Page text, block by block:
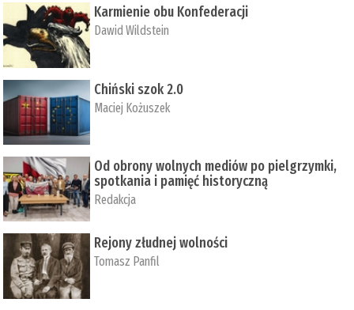
Karmienie obu Konfederacji
Dawid Wildstein
Chiński szok 2.0
Maciej Kożuszek
Od obrony wolnych mediów po pielgrzymki,
spotkania i pamięć historyczną
Redakcja
Rejony złudnej wolności
Tomasz Panfil